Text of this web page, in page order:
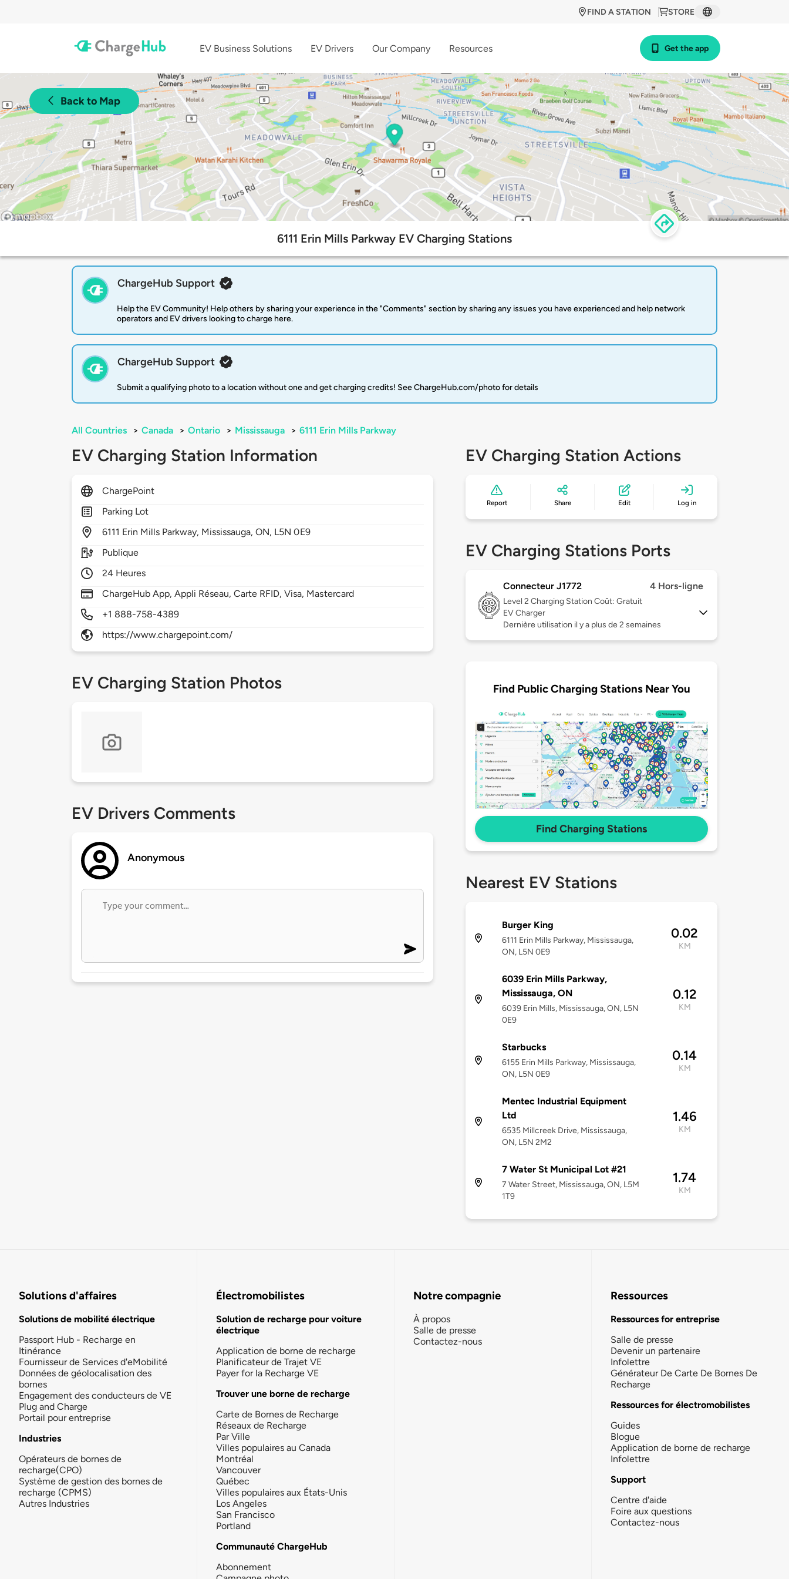
STORE
FIND A STATION
EV Business Solutions EV Drivers Our Company Resources Get the app
Back to Map
6111 Erin Mills Parkway EV Charging Stations
ChargeHub Support
Help the EV Community! Help others by sharing your experience in the "Comments" section by sharing any issues you have experienced and help network
operators and EV drivers looking to charge here.
ChargeHub Support
Submit a qualifying photo to a location without one and get charging credits! See ChargeHub.com/photo for details
All Countries > Canada > Ontario > Mississauga > 6111 Erin Mills Parkway
EV Charging Station Information
ChargePoint
Parking Lot
6111 Erin Mills Parkway, Mississauga,ON, L5N 0E9
Publique
24 Heures
ChargeHub App, Appli Réseau, Carte RFID, Visa, Mastercard
+1 888-758-4389
https://www.chargepoint.com/
EV Charging Station Photos
EV Drivers Comments
Anonymous
EV Charging Station Actions
Report Share Edit Log in
EV Charging Stations Ports
Connecteur J1772 4 Hors-ligne
Level 2 Charging Station Coût: Gratuit
EV Charger
Dernière utilisation il y a plus de 2 semaines
Find Public Charging Stations Near You
Find Charging Stations
Nearest EV Stations
Burger King
6111 Erin Mills Parkway, Mississauga,
ON, L5N 0E9
0.02
KM
6039 Erin Mills Parkway,
Mississauga, ON
6039 Erin Mills, Mississauga, ON, L5N
0E9
0.12
KM
Starbucks
6155 Erin Mills Parkway, Mississauga,
ON, L5N 0E9
0.14
KM
Mentec Industrial Equipment
Ltd
6535 Millcreek Drive, Mississauga,
ON, L5N 2M2
1.46
KM
7 Water St Municipal Lot #21
7 Water Street, Mississauga, ON, L5M
1T9
1.74
KM
Solutions d'affaires
Solutions de mobilité électrique
Passport Hub - Recharge en
Itinérance
Fournisseur de Services d'eMobilité
Données de géolocalisation des
bornes
Engagement des conducteurs de VE
Plug and Charge
Portail pour entreprise
Industries
Opérateurs de bornes de
recharge(CPO)
Système de gestion des bornes de
recharge (CPMS)
Autres Industries
Électromobilistes
Solution de recharge pour voiture
électrique
Application de borne de recharge
Planificateur de Trajet VE
Payer for la Recharge VE
Trouver une borne de recharge
Carte de Bornes de Recharge
Réseaux de Recharge
Par Ville
Villes populaires au Canada
Montréal
Vancouver
Québec
Villes populaires aux États-Unis
Los Angeles
San Francisco
Portland
Communauté ChargeHub
Abonnement
Notre compagnie
À propos
Salle de presse
Contactez-nous
Ressources
Ressources for entreprise
Salle de presse
Devenir un partenaire
Infolettre
Générateur De Carte De Bornes De
Recharge
Ressources for électromobilistes
Guides
Blogue
Application de borne de recharge
Infolettre
Support
Centre d'aide
Foire aux questions
Contactez-nous